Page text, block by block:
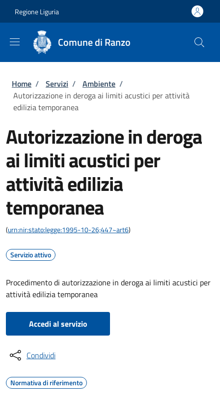
Regione Liguria
Comune di Ranzo
Briciole di pane
Home / Servizi / Ambiente /
Autorizzazione in deroga ai limiti acustici per attività
edilizia temporanea
Autorizzazione in deroga
ai limiti acustici per
attività edilizia
temporanea
(urn:nir:stato:legge:1995-10-26;447~art6)
Servizio attivo
Procedimento di autorizzazione in deroga ai limiti acustici per
attività edilizia temporanea
Accedi al servizio
Condividi
Normativa di riferimento